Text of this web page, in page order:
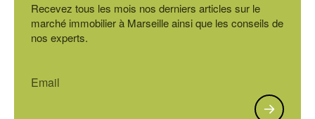
Recevez tous les mois nos derniers articles sur le
marché immobilier à Marseille ainsi que les conseils de
nos experts.